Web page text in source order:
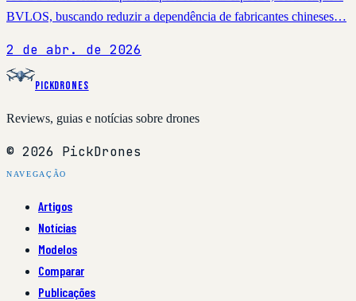
BVLOS, buscando reduzir a dependência de fabricantes chineses…
2 de abr. de 2026
PickDrones
Reviews, guias e notícias sobre drones
© 2026 PickDrones
NAVEGAÇÃO
Artigos
Notícias
Modelos
Comparar
Publicações